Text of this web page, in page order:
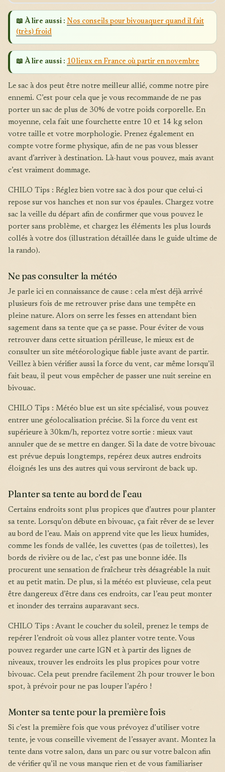
📖 À lire aussi : Nos conseils pour bivouaquer quand il fait
(très) froid
📖 À lire aussi : 10 lieux en France où partir en novembre
Le sac à dos peut être notre meilleur allié, comme notre pire
ennemi. C’est pour cela que je vous recommande de ne pas
porter un sac de plus de 30% de votre poids corporelle. En
moyenne, cela fait une fourchette entre 10 et 14 kg selon
votre taille et votre morphologie. Prenez également en
compte votre forme physique, afin de ne pas vous blesser
avant d’arriver à destination. Là-haut vous pouvez, mais avant
c’est vraiment dommage.
CHILO Tips : Réglez bien votre sac à dos pour que celui-ci
repose sur vos hanches et non sur vos épaules. Chargez votre
sac la veille du départ afin de confirmer que vous pouvez le
porter sans problème, et chargez les éléments les plus lourds
collés à votre dos (illustration détaillée dans le guide ultime de
la rando).
Ne pas consulter la météo
Je parle ici en connaissance de cause : cela m’est déjà arrivé
plusieurs fois de me retrouver prise dans une tempête en
pleine nature. Alors on serre les fesses en attendant bien
sagement dans sa tente que ça se passe. Pour éviter de vous
retrouver dans cette situation périlleuse, le mieux est de
consulter un site météorologique fiable juste avant de partir.
Veillez à bien vérifier aussi la force du vent, car même lorsqu’il
fait beau, il peut vous empêcher de passer une nuit sereine en
bivouac.
CHILO Tips : Météo blue est un site spécialisé, vous pouvez
entrer une géolocalisation précise. Si la force du vent est
supérieure à 30km/h, reportez votre sortie : mieux vaut
annuler que de se mettre en danger. Si la date de votre bivouac
est prévue depuis longtemps, repérez deux autres endroits
éloignés les uns des autres qui vous serviront de back up.
Planter sa tente au bord de l’eau
Certains endroits sont plus propices que d’autres pour planter
sa tente. Lorsqu’on débute en bivouac, ça fait rêver de se lever
au bord de l’eau. Mais on apprend vite que les lieux humides,
comme les fonds de vallée, les cuvettes (pas de toilettes), les
bords de rivière ou de lac, c’est pas une bonne idée. Ils
procurent une sensation de fraîcheur très désagréable la nuit
et au petit matin. De plus, si la météo est pluvieuse, cela peut
être dangereux d’être dans ces endroits, car l’eau peut monter
et inonder des terrains auparavant secs.
CHILO Tips : Avant le coucher du soleil, prenez le temps de
repérer l’endroit où vous allez planter votre tente. Vous
pouvez regarder une carte IGN et à partir des lignes de
niveaux, trouver les endroits les plus propices pour votre
bivouac. Cela peut prendre facilement 2h pour trouver le bon
spot, à prévoir pour ne pas louper l’apéro !
Monter sa tente pour la première fois
Si c’est la première fois que vous prévoyez d’utiliser votre
tente, je vous conseille vivement de l’essayer avant. Montez la
tente dans votre salon, dans un parc ou sur votre balcon afin
de vérifier qu’il ne vous manque rien et de vous familiariser